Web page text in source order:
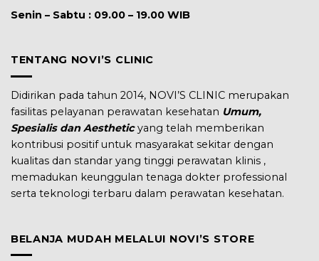
Senin – Sabtu : 09.00 – 19.00 WIB
TENTANG NOVI’S CLINIC
Didirikan pada tahun 2014, NOVI’S CLINIC merupakan
fasilitas pelayanan perawatan kesehatan Umum,
Spesialis dan Aestheticyang telah memberikan
kontribusi positif untuk masyarakat sekitar dengan
kualitas dan standar yang tinggi perawatan klinis ,
memadukan keunggulan tenaga dokter professional
serta teknologi terbaru dalam perawatan kesehatan.
BELANJA MUDAH MELALUI NOVI’S STORE